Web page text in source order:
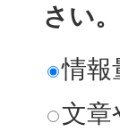
さい。
情報
文章